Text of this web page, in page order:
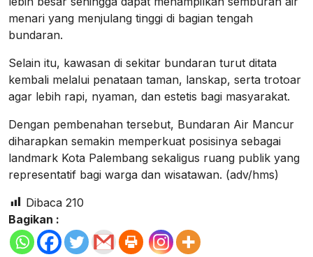
menari yang menjulang tinggi di bagian tengah
bundaran.
Selain itu, kawasan di sekitar bundaran turut ditata
kembali melalui penataan taman, lanskap, serta trotoar
agar lebih rapi, nyaman, dan estetis bagi masyarakat.
Dengan pembenahan tersebut, Bundaran Air Mancur
diharapkan semakin memperkuat posisinya sebagai
landmark Kota Palembang sekaligus ruang publik yang
representatif bagi warga dan wisatawan. (adv/hms)
Dibaca 210
Bagikan :